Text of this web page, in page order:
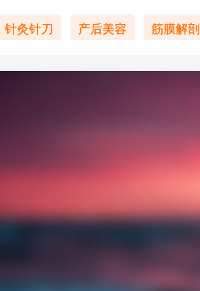
针灸针刀 产后美容 筋膜解剖